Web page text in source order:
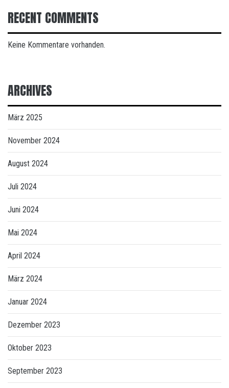
RECENT COMMENTS
Keine Kommentare vorhanden.
ARCHIVES
März 2025
November 2024
August 2024
Juli 2024
Juni 2024
Mai 2024
April 2024
März 2024
Januar 2024
Dezember 2023
Oktober 2023
September 2023